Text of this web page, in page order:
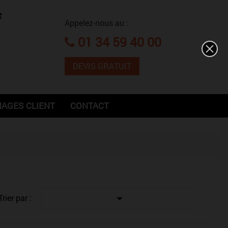
Appelez-nous au :
01 34 59 40 00
DEVIS GRATUIT
CLIENT CONTACT
par : 